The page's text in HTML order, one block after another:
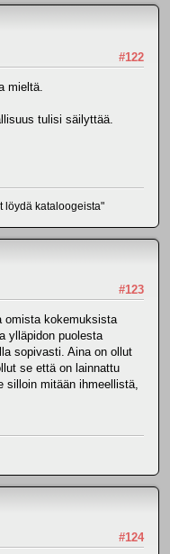
#122
mieltä.
tulisi säilyttää.
löydä kataloogeista"
#123
omista kokemuksista
ylläpidon puolesta
sopivasti. Aina on ollut
se että on lainnattu
silloin mitään ihmeellistä,
#124